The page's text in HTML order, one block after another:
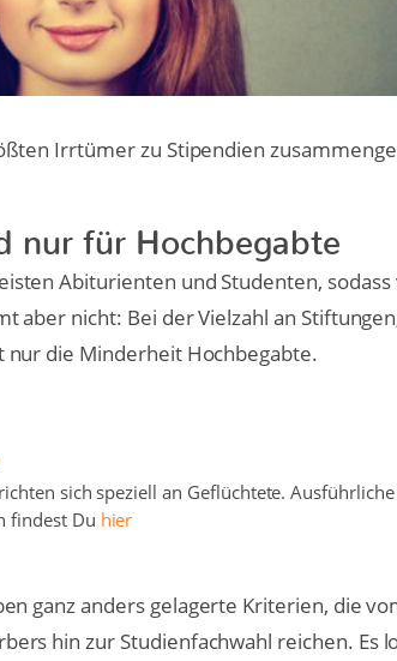
Irrtümer zu Stipendien
nur für Hochbegabte
Abiturienten und Studenten,
aber nicht: Bei der Vielzahl an
die Minderheit Hochbegabte.
sich speziell an Geflüchtete.
findest Du hier
ganz anders gelagerte Kriterien, die
hin zur Studienfachwahl reichen. Es